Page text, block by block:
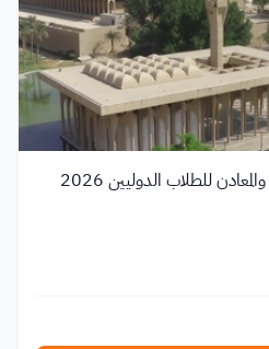
للطلاب الدوليين 2026